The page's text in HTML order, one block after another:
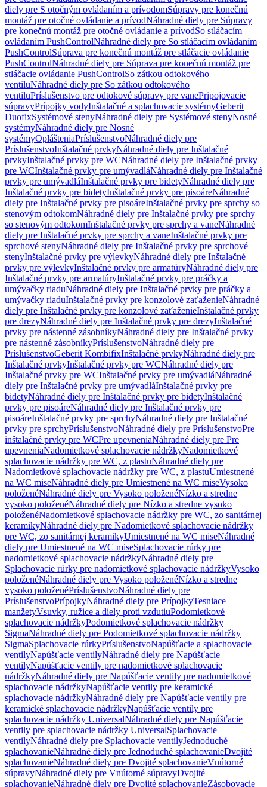
diely pre S otočným ovládaním a prívodomSúpravy pre konečnú
montáž pre otočné ovládanie a prívodNáhradné diely pre Súpravy
pre konečnú montáž pre otočné ovládanie a prívodSo stláčacím
ovládaním PushControlNáhradné diely pre So stláčacím ovládaním
PushControlSúprava pre konečnú montáž pre stláčacie ovládanie
PushControlNáhradné diely pre Súprava pre konečnú montáž pre
stláčacie ovládanie PushControlSo zátkou odtokového
ventiluNáhradné diely pre So zátkou odtokového
ventiluPríslušenstvo pre odtokové súpravy pre vanePripojovacie
súpravyPrípojky vodyInštalačné a splachovacie systémyGeberit
DuofixSystémové stenyNáhradné diely pre Systémové stenyNosné
systémyNáhradné diely pre Nosné
systémyOplášteniaPríslušenstvoNáhradné diely pre
PríslušenstvoInštalačné prvkyNáhradné diely pre Inštalačné
prvkyInštalačné prvky pre WCNáhradné diely pre Inštalačné prvky
pre WCInštalačné prvky pre umývadláNáhradné diely pre Inštalačné
prvky pre umývadláInštalačné prvky pre bidetyNáhradné diely pre
Inštalačné prvky pre bidetyInštalačné prvky pre pisoáreNáhradné
diely pre Inštalačné prvky pre pisoáreInštalačné prvky pre sprchy so
stenovým odtokomNáhradné diely pre Inštalačné prvky pre sprchy
so stenovým odtokomInštalačné prvky pre sprchy a vaneNáhradné
diely pre Inštalačné prvky pre sprchy a vaneInštalačné prvky pre
sprchové stenyNáhradné diely pre Inštalačné prvky pre sprchové
stenyInštalačné prvky pre výlevkyNáhradné diely pre Inštalačné
prvky pre výlevkyInštalačné prvky pre armatúryNáhradné diely pre
Inštalačné prvky pre armatúryInštalačné prvky pre práčky a
umývačky riaduNáhradné diely pre Inštalačné prvky pre práčky a
umývačky riaduInštalačné prvky pre konzolové zaťaženieNáhradné
diely pre Inštalačné prvky pre konzolové zaťaženieInštalačné prvky
pre drezyNáhradné diely pre Inštalačné prvky pre drezyInštalačné
prvky pre nástenné zásobníkyNáhradné diely pre Inštalačné prvky
pre nástenné zásobníkyPríslušenstvoNáhradné diely pre
PríslušenstvoGeberit KombifixInštalačné prvkyNáhradné diely pre
Inštalačné prvkyInštalačné prvky pre WCNáhradné diely pre
Inštalačné prvky pre WCInštalačné prvky pre umývadláNáhradné
diely pre Inštalačné prvky pre umývadláInštalačné prvky pre
bidetyNáhradné diely pre Inštalačné prvky pre bidetyInštalačné
prvky pre pisoáreNáhradné diely pre Inštalačné prvky pre
pisoáreInštalačné prvky pre sprchyNáhradné diely pre Inštalačné
prvky pre sprchyPríslušenstvoNáhradné diely pre PríslušenstvoPre
inštalačné prvky pre WCPre upevneniaNáhradné diely pre Pre
upevneniaNadomietkové splachovacie nádržkyNadomietkové
splachovacie nádržky pre WC, z plastuNáhradné diely pre
Nadomietkové splachovacie nádržky pre WC, z plastuUmiestnené
na WC miseNáhradné diely pre Umiestnené na WC miseVysoko
položenéNáhradné diely pre Vysoko položenéNízko a stredne
vysoko položenéNáhradné diely pre Nízko a stredne vysoko
položenéNadomietkové splachovacie nádržky pre WC, zo sanitárnej
keramikyNáhradné diely pre Nadomietkové splachovacie nádržky
pre WC, zo sanitárnej keramikyUmiestnené na WC miseNáhradné
diely pre Umiestnené na WC miseSplachovacie rúrky pre
nadomietkové splachovacie nádržkyNáhradné diely pre
Splachovacie rúrky pre nadomietkové splachovacie nádržkyVysoko
položenéNáhradné diely pre Vysoko položenéNízko a stredne
vysoko položenéPríslušenstvoNáhradné diely pre
PríslušenstvoPrípojkyNáhradné diely pre PrípojkyTesniace
manžetyVsuvky, ružice a diely proti vzdutiuPodomietkové
splachovacie nádržkyPodomietkové splachovacie nádržky
SigmaNáhradné diely pre Podomietkové splachovacie nádržky
SigmaSplachovacie rúrkyPríslušenstvoNapúšťacie a splachovacie
ventilyNapúšťacie ventilyNáhradné diely pre Napúšťacie
ventilyNapúšťacie ventily pre nadomietkové splachovacie
nádržkyNáhradné diely pre Napúšťacie ventily pre nadomietkové
splachovacie nádržkyNapúšťacie ventily pre keramické
splachovacie nádržkyNáhradné diely pre Napúšťacie ventily pre
keramické splachovacie nádržkyNapúšťacie ventily pre
splachovacie nádržky UniversalNáhradné diely pre Napúšťacie
ventily pre splachovacie nádržky UniversalSplachovacie
ventilyNáhradné diely pre Splachovacie ventilyJednoduché
splachovanieNáhradné diely pre Jednoduché splachovanieDvojité
splachovanieNáhradné diely pre Dvojité splachovanieVnútorné
súpravyNáhradné diely pre Vnútorné súpravyDvojité
splachovanieNáhradné diely pre Dvojité splachovanieZásobovacie